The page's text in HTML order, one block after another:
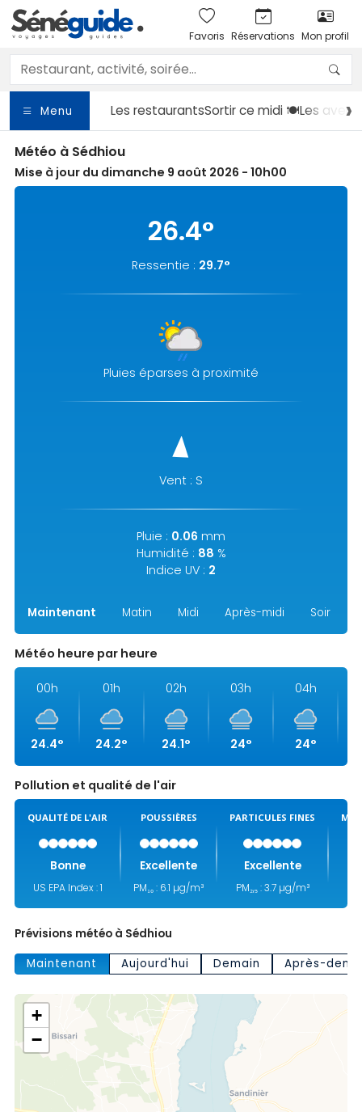
Favoris Réservations Mon profil
Menu Les restaurantsSortirce midi 🍽️Les
Météo à Sédhiou
Mise à jour du dimanche 9 août 2026 - 10h00
26.4°
Ressentie : 29.7°
Pluies éparses à proximité
Vent : S
Pluie : 0.06 mm
Humidité : 88 %
Indice UV : 2
Maintenant Matin Midi Après-midi Soir
Météo heure par heure
00h
24.4°
01h
24.2°
02h
24.1°
03h
24°
04h
24°
Pollution et qualité de l'air
QUALITÉ DE L'AIR
Bonne
US EPA Index : 1
POUSSIÈRES
Excellente
PM₁₀ : 6.1 µg/m³
PARTICULES FINES
Excellente
PM₂,₅ : 3.7 µg/m³
Prévisions météo à Sédhiou
Maintenant
Aujourd'hui Demain Après-
+
−